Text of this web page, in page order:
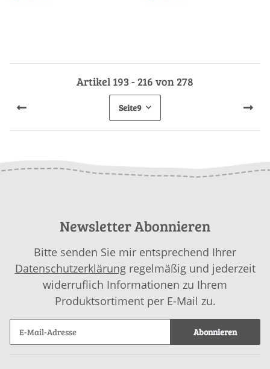
Artikel 193 - 216 von 278
Seite9
Newsletter Abonnieren
Bitte senden Sie mir entsprechend Ihrer
Datenschutzerklärungregelmäßig und jederzeit
widerruflich Informationen zu Ihrem
Produktsortiment per E-Mail zu.
Abonnieren